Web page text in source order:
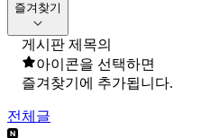
즐겨찾기
게시판 제목의
아이콘을 선택하면
즐겨찾기에 추가됩니다.
전체글